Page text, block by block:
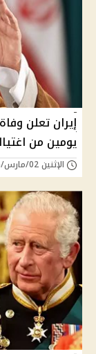
إيران تعلن
يومين من
الإثنين 02/مارس/2026 - 09:33 م